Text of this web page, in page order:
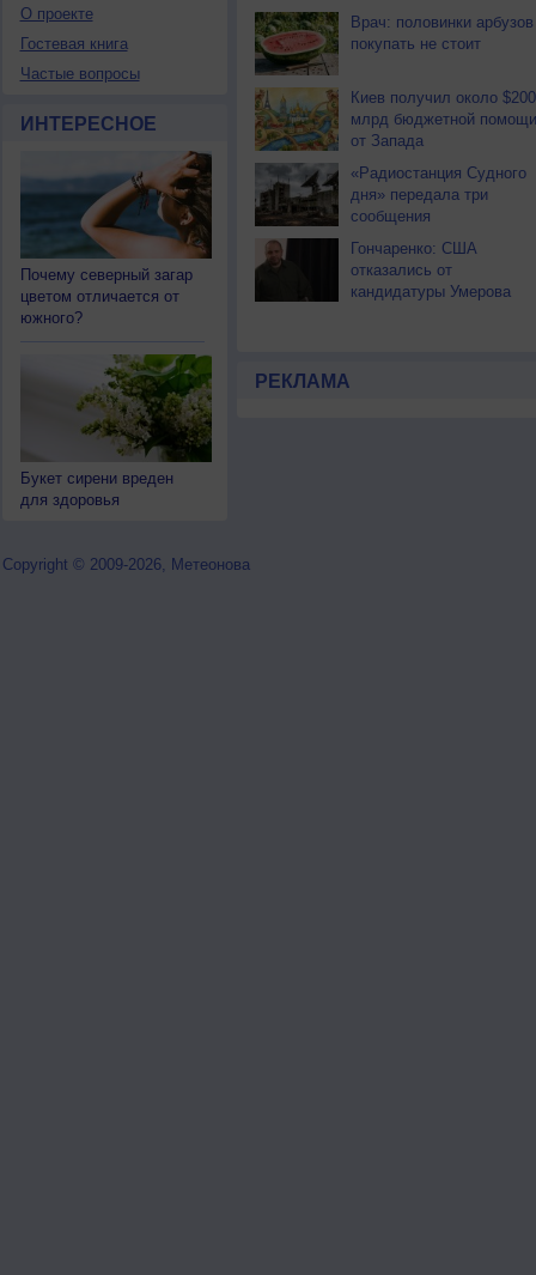
О проекте
Гостевая книга
Частые вопросы
ИНТЕРЕСНОЕ
Почему северный загар
цветом отличается от
южного?
Букет сирени вреден
для здоровья
НОВОСТИ ПАРТНЕРОВ
Врач: половинки арбузов
покупать не стоит
Киев получил около $200
млрд бюджетной помощи
от Запада
«Радиостанция Судного
дня» передала три
сообщения
Гончаренко: США
отказались от
кандидатуры Умерова
РЕКЛАМА
Copyright © 2009-2026, Метеонова